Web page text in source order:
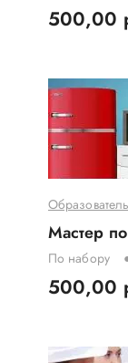
500,00
Мастер
По набору
500,00